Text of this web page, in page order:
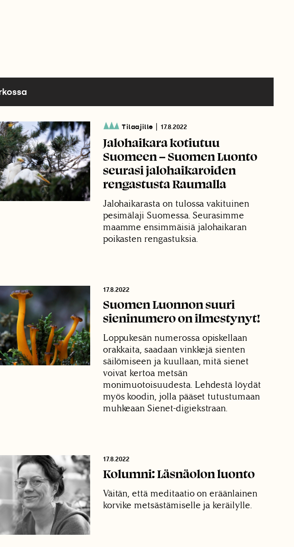
Tilaajille | 17.8.2022
Jalohaikara kotiutuu
Suomeen – Suomen Luonto
seurasi jalohaikaroiden
rengastusta Raumalla
Jalohaikarasta on tulossa vakituinen
pesimälaji Suomessa. Seurasimme
maamme ensimmäisiä jalohaikaran
poikasten rengastuksia.
17.8.2022
Suomen Luonnon suuri
sieninumero on ilmestynyt!
Loppukesän numerossa opiskellaan
orakkaita, saadaan vinkkejä sienten
säilömiseen ja kuullaan, mitä sienet
voivat kertoa metsän
monimuotoisuudesta. Lehdestä löydät
myös koodin, jolla pääset tutustumaan
muhkeaan Sienet-digiekstraan.
17.8.2022
Kolumni: Läsnäolon luonto
Väitän, että meditaatio on eräänlainen
korvike metsästämiselle ja keräilylle.